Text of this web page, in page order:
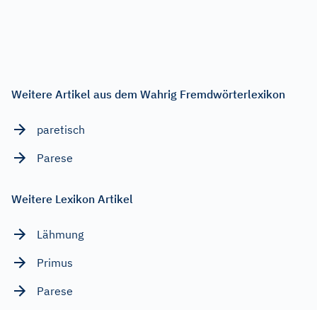
Weitere Artikel aus dem Wahrig Fremdwörterlexikon
paretisch
Parese
Weitere Lexikon Artikel
Lähmung
Primus
Parese